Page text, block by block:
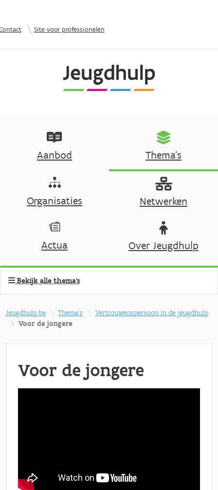
| Site voor professionelen
Aanbod Thema's
Organisaties Netwerken
Actua Over Jeugdhulp
Bekijk alle thema's
Jeugdhulp.be Thema's
Vertrouwenspersoon in de jeugdhulp
Voor de jongere
Voor de jongere